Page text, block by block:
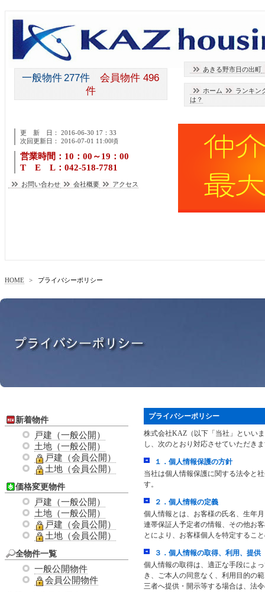
一般物件277件会員物件 496
件
更 新 日： 2016-06-30 17：33
次回更新日： 2016-07-01 11:00頃
営業時間：10：00～19：00
T E L：042-518-7781
お問い合わせ 会社概要 アクセス
あきる野市日の出町
ホーム
ランキン
は？
HOME > プライバシーポリシー
プライバシーポリシー
株式会社KAZ（以下「当社」といい
し、次のとおり対応させていただき
１．個人情報保護の方針
当社は個人情報保護に関する法令と
す。
２．個人情報の定義
個人情報とは、お客様の氏名、生年
連帯保証人予定者の情報、その他お
とにより、お客様個人を特定するこ
３．個人情報の取得、利用、提供
個人情報の取得は、適正な手段によ
き、ご本人の同意なく、利用目的の
三者へ提供・開示等する場合は、法
新着物件
戸建（一般公開）
土地（一般公開）
戸建（会員公開）
土地（会員公開）
価格変更物件
戸建（一般公開）
土地（一般公開）
戸建（会員公開）
土地（会員公開）
全物件一覧
一般公開物件
会員公開物件